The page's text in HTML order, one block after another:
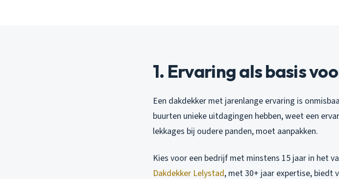
1. Ervaring als basis
Een dakdekker met jarenlange ervaring is
buurten unieke uitdagingen hebben, weet een
lekkages bij oudere panden, moet aanpakken.
Kies voor een bedrijf met minstens 15 jaar in het
Dakdekker Lelystad, met 30+ jaar expertise, biedt